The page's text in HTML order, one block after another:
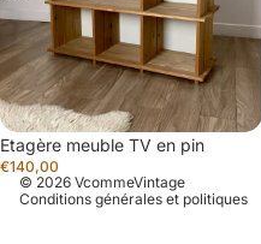
Etagère meuble TV en pin
€140,00
© 2026 VcommeVintage
Conditions générales et politiques
de vente